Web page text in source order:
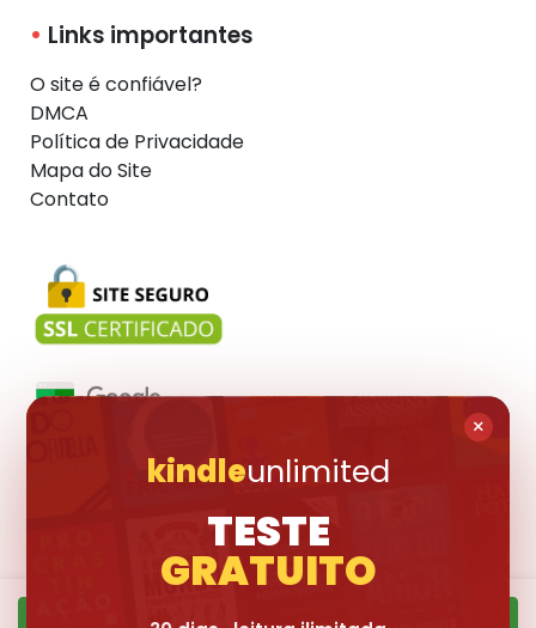
Links importantes
O site é confiável?
DMCA
Política de Privacidade
Mapa do Site
Contato
×
kindleunlimited
TESTE
GRATUITO